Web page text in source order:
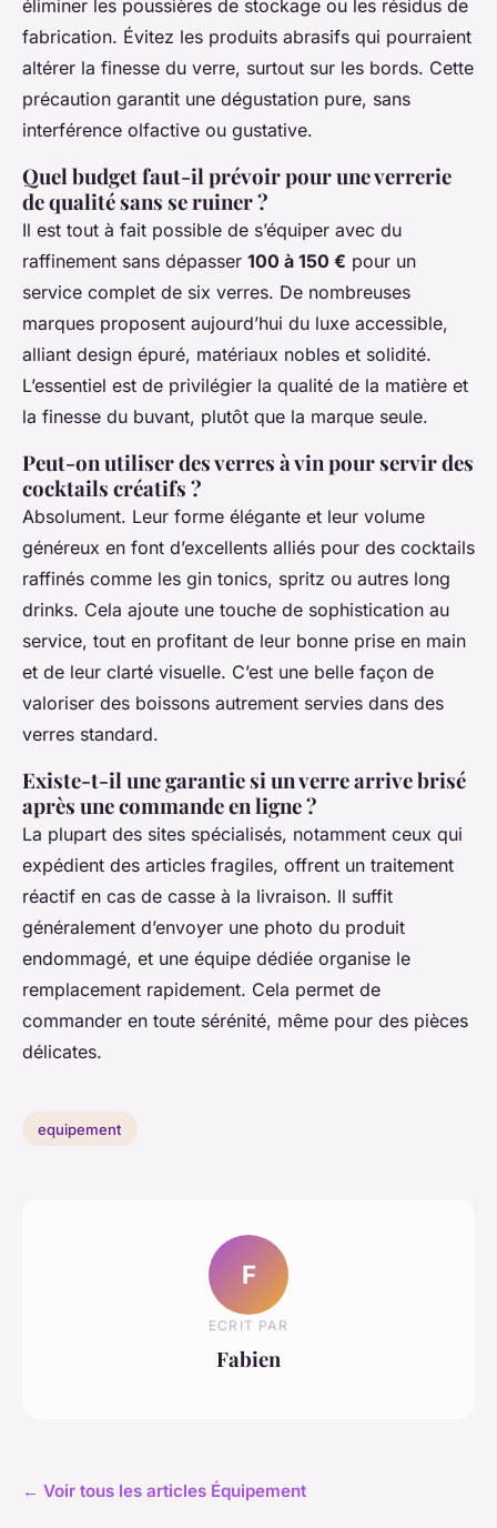
éliminer les poussières de stockage ou les résidus de
fabrication. Évitez les produits abrasifs qui pourraient
altérer la finesse du verre, surtout sur les bords. Cette
précaution garantit une dégustation pure, sans
interférence olfactive ou gustative.
Quel budget faut-il prévoir pour une verrerie
de qualité sans se ruiner ?
Il est tout à fait possible de s’équiper avec du
raffinement sans dépasser 100 à 150 € pour un
service complet de six verres. De nombreuses
marques proposent aujourd’hui du luxe accessible,
alliant design épuré, matériaux nobles et solidité.
L’essentiel est de privilégier la qualité de la matière et
la finesse du buvant, plutôt que la marque seule.
Peut-on utiliser des verres à vin pour servir des
cocktails créatifs ?
Absolument. Leur forme élégante et leur volume
généreux en font d’excellents alliés pour des cocktails
raffinés comme les gin tonics, spritz ou autres long
drinks. Cela ajoute une touche de sophistication au
service, tout en profitant de leur bonne prise en main
et de leur clarté visuelle. C’est une belle façon de
valoriser des boissons autrement servies dans des
verres standard.
Existe-t-il une garantie si un verre arrive brisé
après une commande en ligne ?
La plupart des sites spécialisés, notamment ceux qui
expédient des articles fragiles, offrent un traitement
réactif en cas de casse à la livraison. Il suffit
généralement d’envoyer une photo du produit
endommagé, et une équipe dédiée organise le
remplacement rapidement. Cela permet de
commander en toute sérénité, même pour des pièces
délicates.
equipement
F
ECRIT PAR
Fabien
← Voir tous les articles Équipement